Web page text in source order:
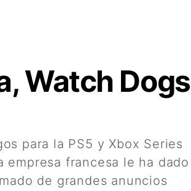
Watch Dogs
para la PS5 y Xbox Series
francesa le ha dado
de grandes anuncios